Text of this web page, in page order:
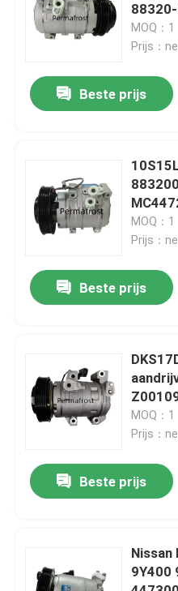
Contacten
Producten
Automatische AC-
Airconditioning AC-
autoluchtcompressor
Compressor voor auto-
MOQ：1
Prijs：
Beste prijs
MOQ：1
Prijs：
Beste prijs
MOQ：1
Prijs：
Beste prijs
9Y400